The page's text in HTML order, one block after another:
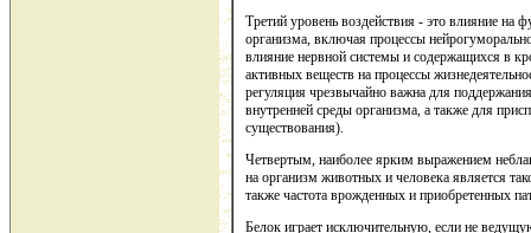
Третий уровень воздействия - это влияние на
организма, включая процессы
влияние нервной системы и содержащихся в
активных веществ на процессы
регуляция чрезвычайно важна для
внутренней среды организма, а также для
существования).
Четвертым, наиболее ярким выражением
на организм животных и человека является
также частота врожденных и приобретенных
Белок играет исключительную, если не